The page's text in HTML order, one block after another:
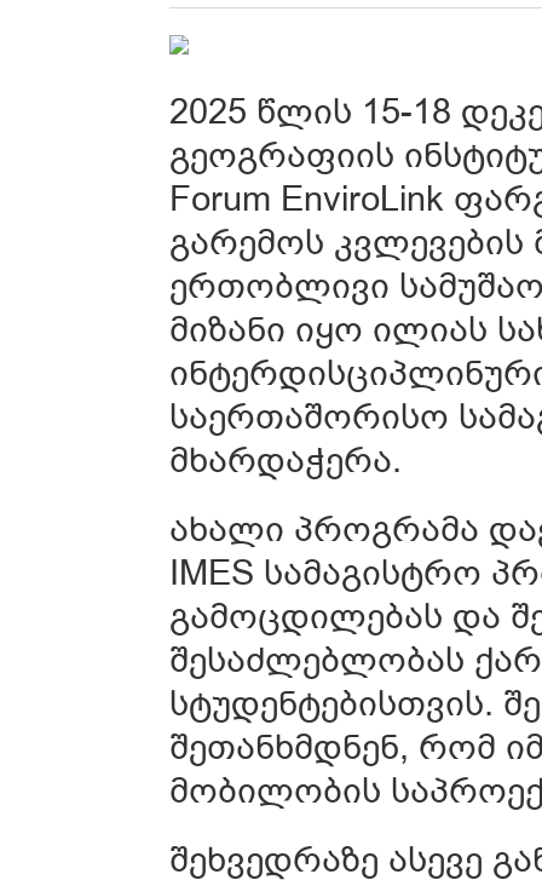
2025 წლის 15-18
გეოგრაფიის
Forum EnviroLink
გარემოს
ერთობლივი
მიზანი იყო ილიას
საერთაშორისო
მხარდაჭერა.
ახალი პროგრამა
IMES სამაგისტრო
გამოცდილებას და
შესაძლებლობას
სტუდენტებისთვის.
შეთანხმდნენ, რომ
მობილობის
შეხვედრაზე ასევე